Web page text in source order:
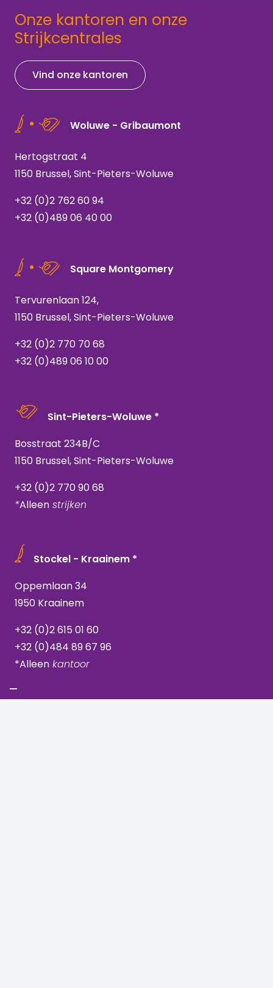
Onze kantoren en onze
Strijkcentrales
Vind onze kantoren
Woluwe - Gribaumont
Hertogstraat 4
1150 Brussel, Sint-Pieters-Woluwe
+32 (0)2 762 60 94
+32 (0)489 06 40 00
Square Montgomery
Tervurenlaan 124,
1150 Brussel, Sint-Pieters-Woluwe
+32 (0)2 770 70 68
+32 (0)489 06 10 00
Sint-Pieters-Woluwe *
Bosstraat 234B/C
1150 Brussel, Sint-Pieters-Woluwe
+32 (0)2 770 90 68
*Alleen strijken
Stockel - Kraainem *
Oppemlaan 34
1950 Kraainem
+32 (0)2 615 01 60
+32 (0)484 89 67 96
*Alleen kantoor